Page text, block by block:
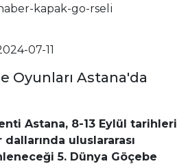
07-11
Oyunları Astana'da
Astana, 8-13 Eylül tarihleri
uluslararası
5. Dünya Göçebe